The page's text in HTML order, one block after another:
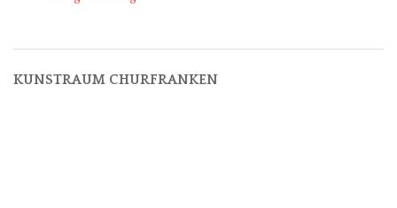
KUNSTRAUM CHURFRANKEN